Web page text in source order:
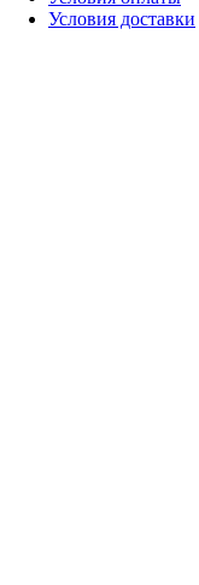
Условия доставки